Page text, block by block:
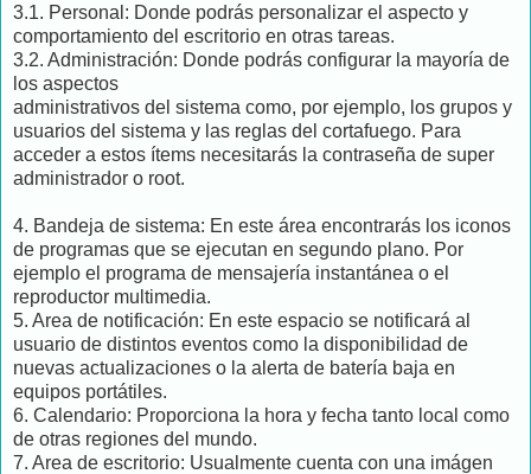
3.1. Personal: Donde podrás personalizar el aspecto y
comportamiento del escritorio en otras tareas.
3.2. Administración: Donde podrás configurar la mayoría de
los aspectos
administrativos del sistema como, por ejemplo, los grupos y
usuarios del sistema y las reglas del cortafuego. Para
acceder a estos ítems necesitarás la contraseña de super
administrador o root.
4. Bandeja de sistema: En este área encontrarás los iconos
de programas que se ejecutan en segundo plano. Por
ejemplo el programa de mensajería instantánea o el
reproductor multimedia.
5. Area de notificación: En este espacio se notificará al
usuario de distintos eventos como la disponibilidad de
nuevas actualizaciones o la alerta de batería baja en
equipos portátiles.
6. Calendario: Proporciona la hora y fecha tanto local como
de otras regiones del mundo.
7. Area de escritorio: Usualmente cuenta con una imágen